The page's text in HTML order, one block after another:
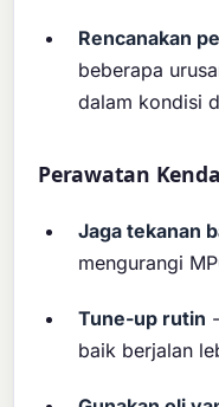
Rencanakan
beberapa
dalam kondisi
Perawatan
Jaga tekanan
mengurangi
Tune-up rutin
baik berjalan